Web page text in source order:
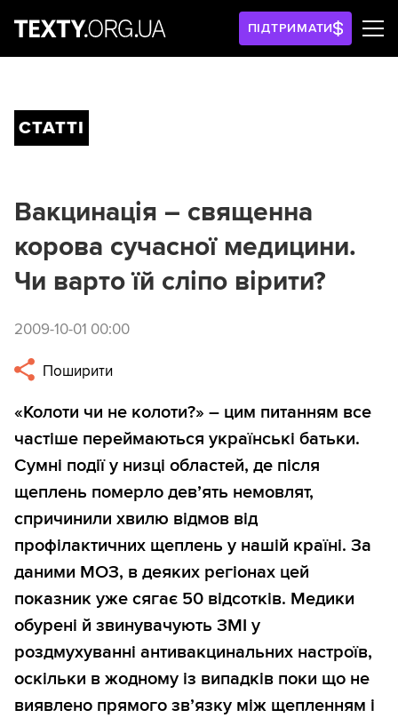
ПІДТРИМАТИ
СТАТТІ
Bакцинація – священна
корова сучасної медицини.
Чи варто їй сліпо вірити?
2009-10-01 00:00
Поширити
«Колоти чи не колоти?» – цим питанням все
частіше переймаються українські батьки.
Сумні події у низці областей, де після
щеплень померло дев’ять немовлят,
спричинили хвилю відмов від
профілактичних щеплень у нашій країні. За
даними МОЗ, в деяких регіонах цей
показник уже сягає 50 відсотків. Медики
обурені й звинувачують ЗМІ у
роздмухуванні антивакцинальних настроїв,
оскільки в жодному із випадків поки що не
виявлено прямого зв’язку між щепленням і